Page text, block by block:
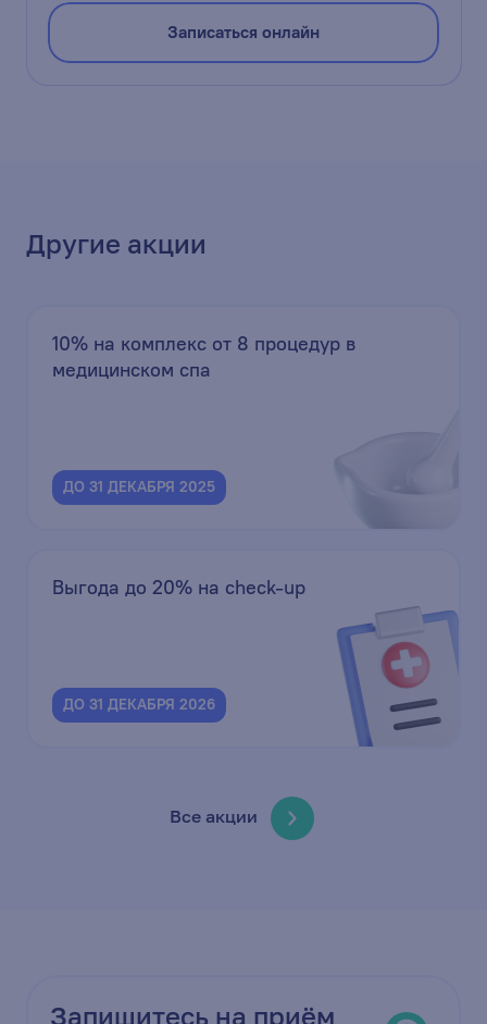
Записаться онлайн
Другие акции
10% на комплекс от 8 процедур в
медицинском спа
ДО 31 ДЕКАБРЯ 2025
Выгода до 20% на check-up
ДО 31 ДЕКАБРЯ 2026
Все акции
Запишитесь на приём